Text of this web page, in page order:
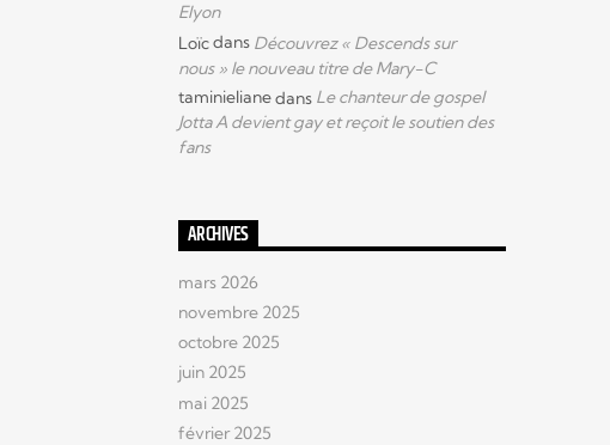
Elyon
Loïcdans Découvrez « Descends sur
nous » le nouveau titre de Mary-C
taminielianedans Le chanteur de gospel
Jotta A devient gay et reçoit le soutien des
fans
ARCHIVES
mars 2026
novembre 2025
octobre 2025
juin 2025
mai 2025
février 2025